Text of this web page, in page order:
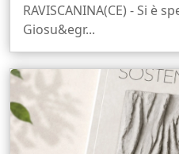
RAVISCANINA(CE) - Si è
Giosu&egr...